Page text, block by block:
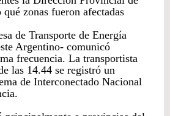
zonas fueron afectadas
de Transporte de Energía
Argentino- comunicó
frecuencia. La transportista
las 14.44 se registró un
de Interconectado Nacional